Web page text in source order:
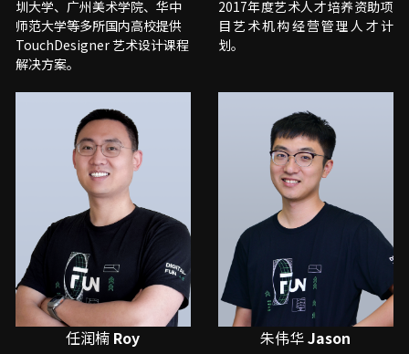
圳大学、广州美术学院、华中
师范大学等多所国内高校提供
TouchDesigner 艺术设计课程
解决方案。
2017年度艺术人才培养资助项
目艺术机构经营管理人才计
划。
任润楠 Roy 朱伟华 Jason